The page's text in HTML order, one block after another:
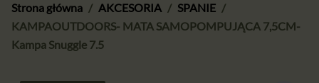
Strona główna AKCESORIA
SPANIE
KAMPAOUTDOORS- MATA SAMOPOMPUJĄCA 7,5CM-
Kampa Snuggle 7.5